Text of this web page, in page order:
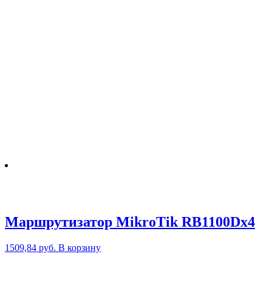
Маршрутизатор MikroTik RB1100Dx4
1509,84 руб. В корзину